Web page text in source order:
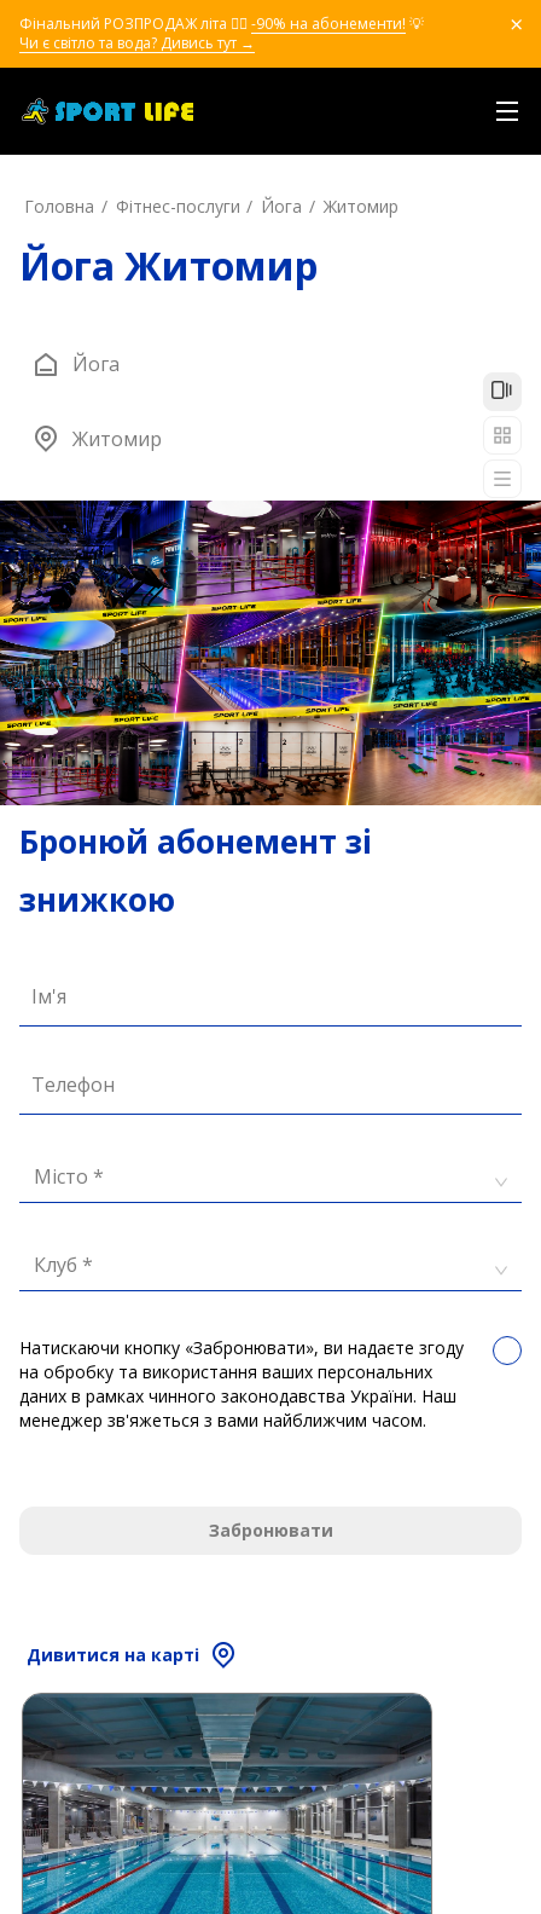
Фінальний РОЗПРОДАЖ літа ❤️‍🔥 -90% на абонементи! 💡
Чи є світло та вода? Дивись тут →
Головна Фітнес-послуги Йога Житомир
Йога Житомир
Йога
Житомир
Бронюй абонемент зі
знижкою
Ім'я
Телефон
Місто *
Клуб *
Натискаючи кнопку «Забронювати», ви надаєте згоду
на обробку та використання ваших персональних
даних в рамках чинного законодавства України. Наш
менеджер зв'яжеться з вами найближчим часом.
Забронювати
Дивитися на карті